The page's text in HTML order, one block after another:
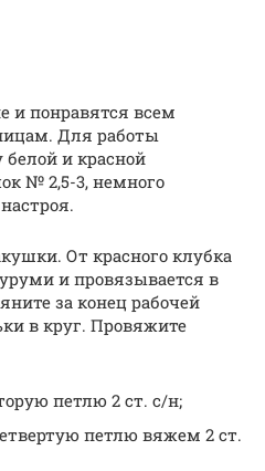
и понравятся всем
Для работы
и красной
№ 2,5-3, немного
От красного клубка
и провязывается в
за конец рабочей
в круг. Провяжите
петлю 2 ст. с/н;
петлю вяжем 2 ст.